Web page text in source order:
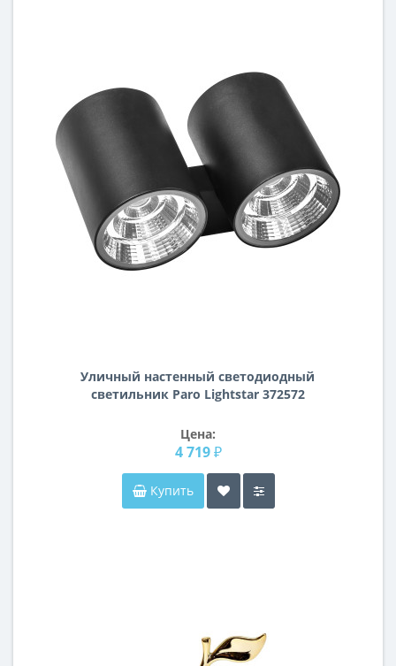
Уличный настенный светодиодный
светильник Paro Lightstar 372572
Цена:
4 719 ₽
Купить